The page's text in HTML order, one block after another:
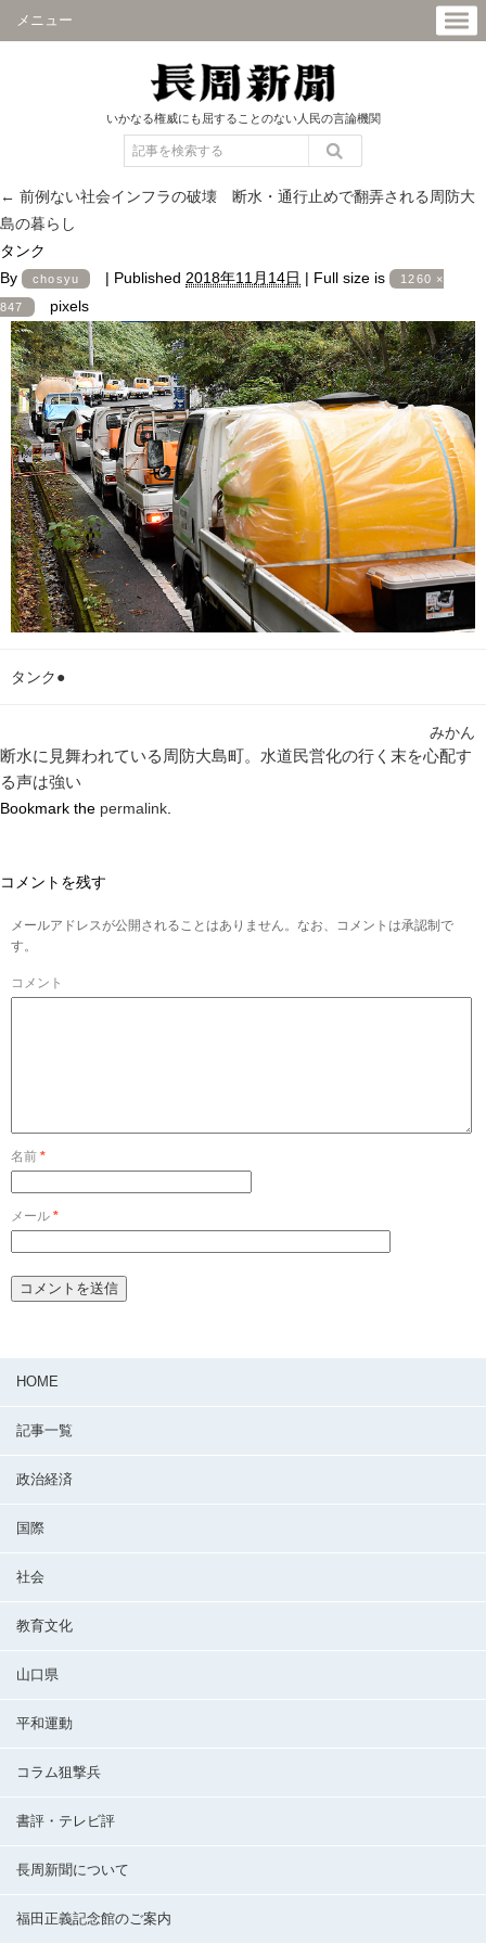
メニュー
いかなる権威にも屈することのない人民の言論機関
← 前例ない社会インフラの破壊 断水・通行止めで翻弄される周防大
島の暮らし
タンク
By
chosyu | Published 2018年11月14日 | Full size is 1260 ×
847 pixels
タンク●
みかん
断水に見舞われている周防大島町。水道民営化の行く末を心配す
る声は強い
Bookmark the permalink.
コメントを残す
メールアドレスが公開されることはありません。なお、コメントは承認制で
す。
コメント
名前 *
メール *
HOME
記事一覧
政治経済
国際
社会
教育文化
山口県
平和運動
コラム狙撃兵
書評・テレビ評
長周新聞について
福田正義記念館のご案内